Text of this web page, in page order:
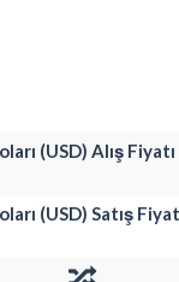
(USD) Alış
(USD) Satış